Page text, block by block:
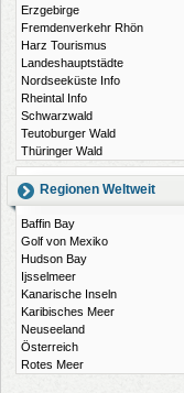
Erzgebirge
Fremdenverkehr Rhön
Harz Tourismus
Landeshauptstädte
Nordseeküste Info
Rheintal Info
Schwarzwald
Teutoburger Wald
Thüringer Wald
Regionen Weltweit
Baffin Bay
Golf von Mexiko
Hudson Bay
Ijsselmeer
Kanarische Inseln
Karibisches Meer
Neuseeland
Österreich
Rotes Meer